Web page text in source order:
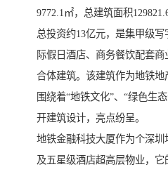
9772.1㎡，总建筑面积
总投资约13亿元，是集甲级
际假日酒店、商务餐饮配套
合体建筑。该建筑作为地铁地
围绕着“地铁文化”、“绿色生
开建筑设计，亮点纷呈。
地铁金融科技大厦作为个深
及五星级酒店超高层物业，